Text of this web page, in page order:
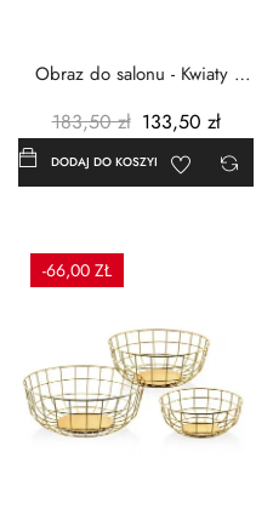
Obraz do salonu - Kwiaty -
183,50 zł 133,50 zł
DODAJ DO KOSZYKA
-66,00 ZŁ